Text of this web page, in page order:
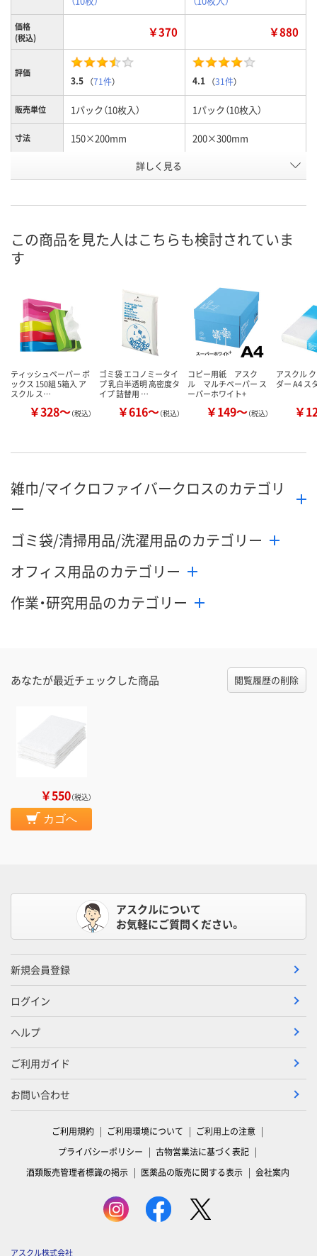
価格
(税込)
￥370 ￥880
評価
3.5 （71件） 4.1 （31件）
販売単位 1パック（10枚入） 1パック（10枚入）
寸法 150×200mm 200×300mm
お届け日 8月10日（月） 8月10日（月）
カゴへ カゴへ
詳しく見る
この商品を見た人はこちらも検討されていま
す
ティッシュペーパー ボ
ックス 150組 5箱入 ア
スクル ス…
￥328～（税込）
ゴミ袋 エコノミータイ
プ 乳白半透明 高密度タ
イプ 詰替用 …
￥616～（税込）
コピー用紙 アスク
ル マルチペーパー ス
ーパーホワイト+
￥149～（税込）
アスクル
ダー A4 ス
￥
雑巾/マイクロファイバークロスのカテゴリ
ー
ゴミ袋/清掃用品/洗濯用品のカテゴリー
オフィス用品のカテゴリー
作業・研究用品のカテゴリー
あなたが最近チェックした商品 閲覧履歴の削除
￥550（税込）
カゴへ
アスクルについて
お気軽にご質問ください。
新規会員登録
ログイン
ヘルプ
ご利用ガイド
お問い合わせ
ご利用規約 ご利用環境について
ご利用上の注意
プライバシーポリシー
古物営業法に基づく表記
酒類販売管理者標識の掲示
医薬品の販売に関する表示 会社案内
アスクル株式会社